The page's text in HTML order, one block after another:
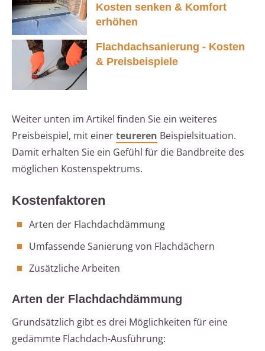
Kosten senken & Komfort
erhöhen
Flachdachsanierung - Kosten
& Preisbeispiele
Weiter unten im Artikel finden Sie ein weiteres
Preisbeispiel, mit einerteureren Beispielsituation.
Damit erhalten Sie ein Gefühl für die Bandbreite des
möglichen Kostenspektrums.
Kostenfaktoren
Arten der Flachdachdämmung
Umfassende Sanierung von Flachdächern
Zusätzliche Arbeiten
Arten der Flachdachdämmung
Grundsätzlich gibt es drei Möglichkeiten für eine
gedämmte Flachdach-Ausführung: